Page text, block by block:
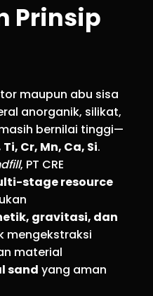
Prinsip
maupun abu sisa
anorganik, silikat,
bernilai tinggi—
Ti, Cr, Mn, Ca, Si.
, PT CRE
stage resource
gravitasi, dan
mengekstraksi
material
sand yang aman